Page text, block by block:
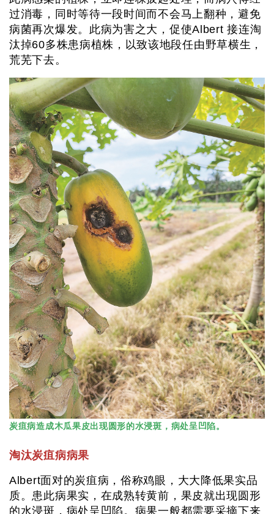
过消毒，同时等待一段时间而不会马上翻种，避免
病菌再次爆发。此病为害之大，促使Albert 接连淘
汰掉60多株患病植株，以致该地段任由野草横生，
荒芜下去。
炭疽病造成木瓜果皮出现圆形的水浸斑，病处呈凹陷。
淘汰炭疽病病果
Albert面对的炭疽病，俗称鸡眼，大大降低果实品
质。患此病果实，在成熟转黄前，果皮就出现圆形
的水浸斑，病处呈凹陷。病果一般都需要采摘下来